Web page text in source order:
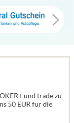
und trade zu
50 EUR für die